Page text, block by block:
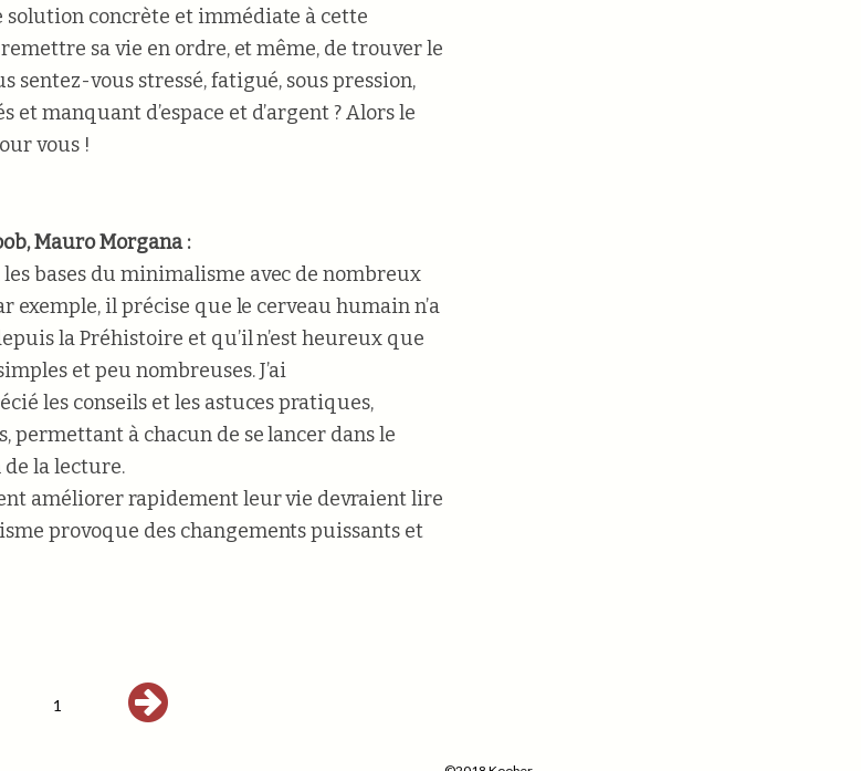
concrète et immédiate à cette
sa vie en ordre, et même, de trouver le
sentez-vous stressé, fatigué, sous pression,
et manquant d’espace et d’argent ? Alors le
vous !
Mauro Morgana :
bases du minimalisme avec de nombreux
exemple, il précise que le cerveau humain n’a
la Préhistoire et qu’il n’est heureux que
et peu nombreuses. J’ai
les conseils et les astuces pratiques,
permettant à chacun de se lancer dans le
la lecture.
améliorer rapidement leur vie devraient lire
provoque des changements puissants et
1